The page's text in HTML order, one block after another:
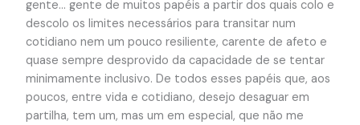
gente… gente de muitos papéis a partir dos quais colo e
descolo os limites necessários para transitar num
cotidiano nem um pouco resiliente, carente de afeto e
quase sempre desprovido da capacidade de se tentar
minimamente inclusivo. De todos esses papéis que, aos
poucos, entre vida e cotidiano, desejo desaguar em
partilha, tem um, mas um em especial, que não me